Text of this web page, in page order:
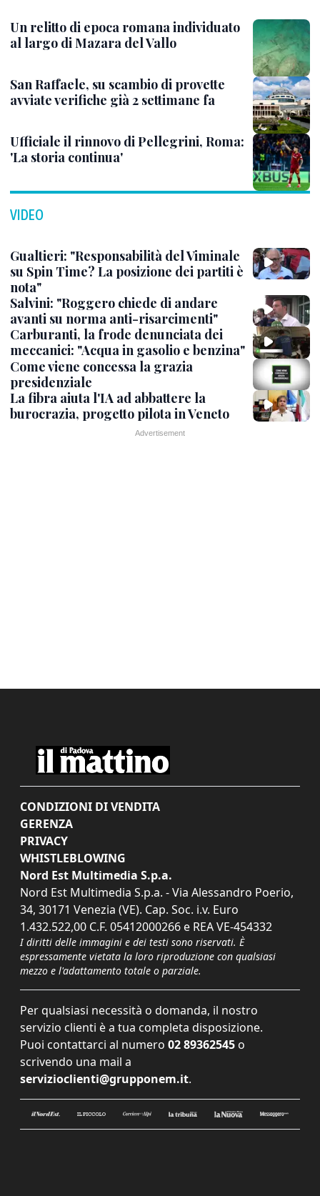
Un relitto di epoca romana individuato
al largo di Mazara del Vallo
San Raffaele, su scambio di provette
avviate verifiche già 2 settimane fa
Ufficiale il rinnovo di Pellegrini, Roma:
'La storia continua'
VIDEO
Gualtieri: "Responsabilità del Viminale
su Spin Time? La posizione dei partiti è
nota"
Salvini: "Roggero chiede di andare
avanti su norma anti-risarcimenti"
Carburanti, la frode denunciata dei
meccanici: "Acqua in gasolio e benzina"
Come viene concessa la grazia
presidenziale
La fibra aiuta l'IA ad abbattere la
burocrazia, progetto pilota in Veneto
CONDIZIONI DI VENDITA
GERENZA
PRIVACY
WHISTLEBLOWING
Nord Est Multimedia S.p.a.
Nord Est Multimedia S.p.a. - Via Alessandro Poerio,
34, 30171 Venezia (VE). Cap. Soc. i.v. Euro
1.432.522,00 C.F. 05412000266 e REA VE-454332
I diritti delle immagini e dei testi sono riservati. È
espressamente vietata la loro riproduzione con qualsiasi
mezzo e l'adattamento totale o parziale.
Per qualsiasi necessità o domanda, il nostro
servizio clienti è a tua completa disposizione.
Puoi contattarci al numero 02 89362545 o
scrivendo una mail a
servizioclienti@grupponem.it.